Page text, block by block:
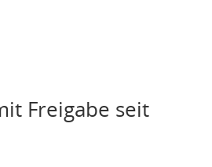
Freigabe seit